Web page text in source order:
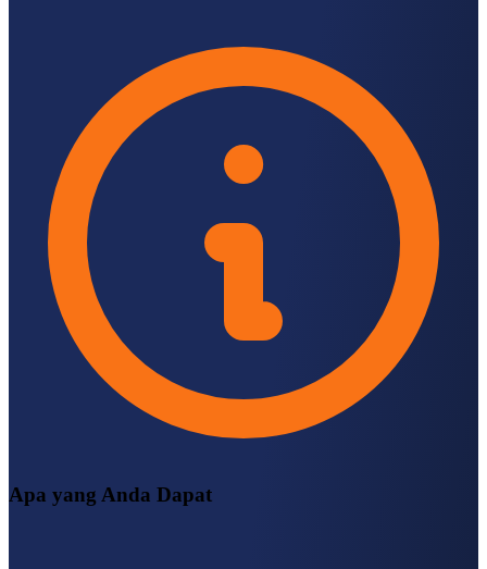
Apa yang Anda Dapat